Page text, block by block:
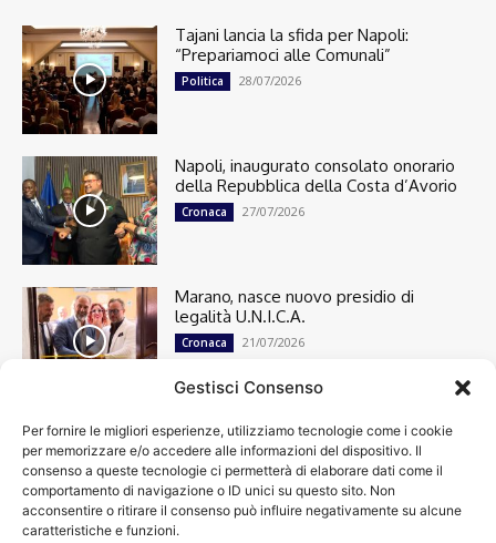
Gestisci Consenso
Per fornire le migliori esperienze, utilizziamo tecnologie come i cookie
per memorizzare e/o accedere alle informazioni del dispositivo. Il
consenso a queste tecnologie ci permetterà di elaborare dati come il
comportamento di navigazione o ID unici su questo sito. Non
acconsentire o ritirare il consenso può influire negativamente su alcune
caratteristiche e funzioni.
Tajani lancia la sfida per Napoli:
“Prepariamoci alle Comunali”
Politica 28/07/2026
Napoli, inaugurato consolato onorario
della Repubblica della Costa d’Avorio
Cronaca 27/07/2026
Marano, nasce nuovo presidio di
legalità U.N.I.C.A.
Cronaca 21/07/2026
Cronaca
13501
Attualità
7305
top
News
4209
Cultura